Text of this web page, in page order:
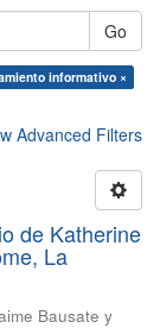
Go
informativo ×
Advanced Filters
de Katherine
La
Bausate y